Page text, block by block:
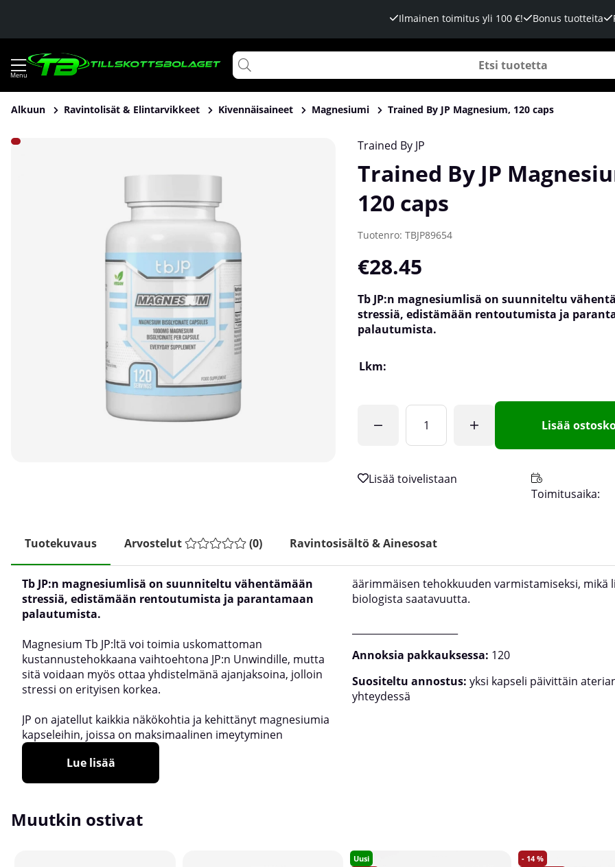
Ilmainen toimitus yli 100 €! Bonus tuotteita
Alkuun Ravintolisät & Elintarvikkeet Kivennäisaineet Magnesiumi Trained By JP Magnesium, 120 caps
Tuotekuvat Trained By JP Magnesium, 120 caps Trained By JP
Trained By JP
120 caps
Tuotenro: TBJP89654
€28.45
Tb JP:n magnesiumlisä on suunniteltu
stressiä, edistämään rentoutumista ja
palautumista.
Lkm:
Lisää
Toimitusaika:
Tuotekuvaus Arvostelut (0) Ravintosisältö & Ainesosat
Tb JP:n magnesiumlisä on suunniteltu vähentämään
stressiä, edistämään rentoutumista ja parantamaan
palautumista.
Magnesium Tb JP:ltä voi toimia uskomattoman
kustannustehokkaana vaihtoehtona JP:n Unwindille, mutta
sitä voidaan myös ottaa yhdistelmänä ajanjaksoina, jolloin
stressi on erityisen korkea.
JP on ajatellut kaikkia näkökohtia ja kehittänyt magnesiumia
kapseleihin, joissa on maksimaalinen imeytyminen
äärimmäisen tehokkuuden varmistamiseksi, mikä
biologista saatavuutta.
Annoksia pakkauksessa: 120
Suositeltu annostus: yksi kapseli päivittäin
yhteydessä
Lue lisää
Muutkin ostivat
Uusi
14